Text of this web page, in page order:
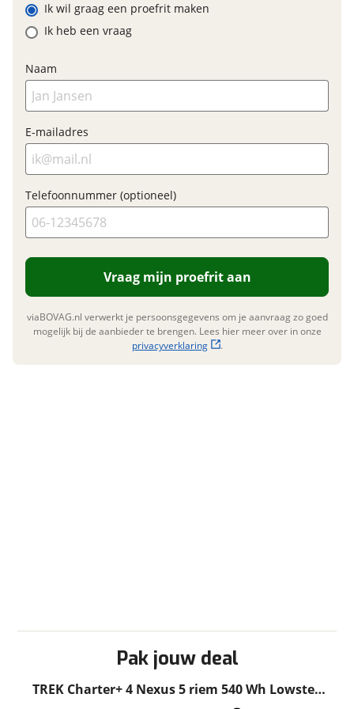
Model primair remsysteem
achter
Shimano MT200
E-bike
Elektrisch?
Ja, E-bike
Accupositie
Motormerk
Type aandrijving
Trapas
Financieel
Prijs
€ 3.899,-
Inbegrepen
Pak jouw deal
TREK Charter+ 4 Nexus 5 riem 540 Wh Lowstep
Ik wil graag een proefrit maken
Ik heb een vraag
Naam
E-mailadres
Telefoonnummer (optioneel)
Vraag mijn proefrit aan
viaBOVAG.nl verwerkt je persoonsgegevens om je aanvraag zo goed
mogelijk bij de aanbieder te brengen. Lees hier meer over in onze
privacyverklaring
.